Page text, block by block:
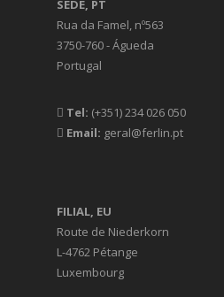
SEDE, PT
Rua da Famel, nº563
3750-760 - Águeda
Portugal
Tel: (+351) 234 026 050
Email: geral@ferlin.pt
FILIAL, EU
Route de Niederkorn
L-4762 Pétange
Luxembourg